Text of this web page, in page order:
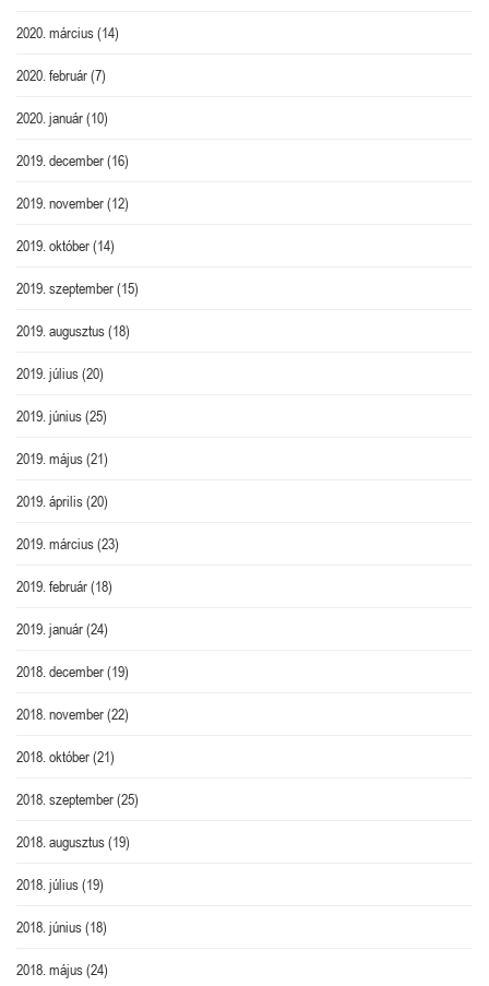
2020. március(14)
2020. február(7)
2020. január(10)
2019. december(16)
2019. november(12)
2019. október(14)
2019. szeptember(15)
2019. augusztus(18)
2019. július(20)
2019. június(25)
2019. május(21)
2019. április(20)
2019. március(23)
2019. február(18)
2019. január(24)
2018. december(19)
2018. november(22)
2018. október(21)
2018. szeptember(25)
2018. augusztus(19)
2018. július(19)
2018. június(18)
2018. május(24)